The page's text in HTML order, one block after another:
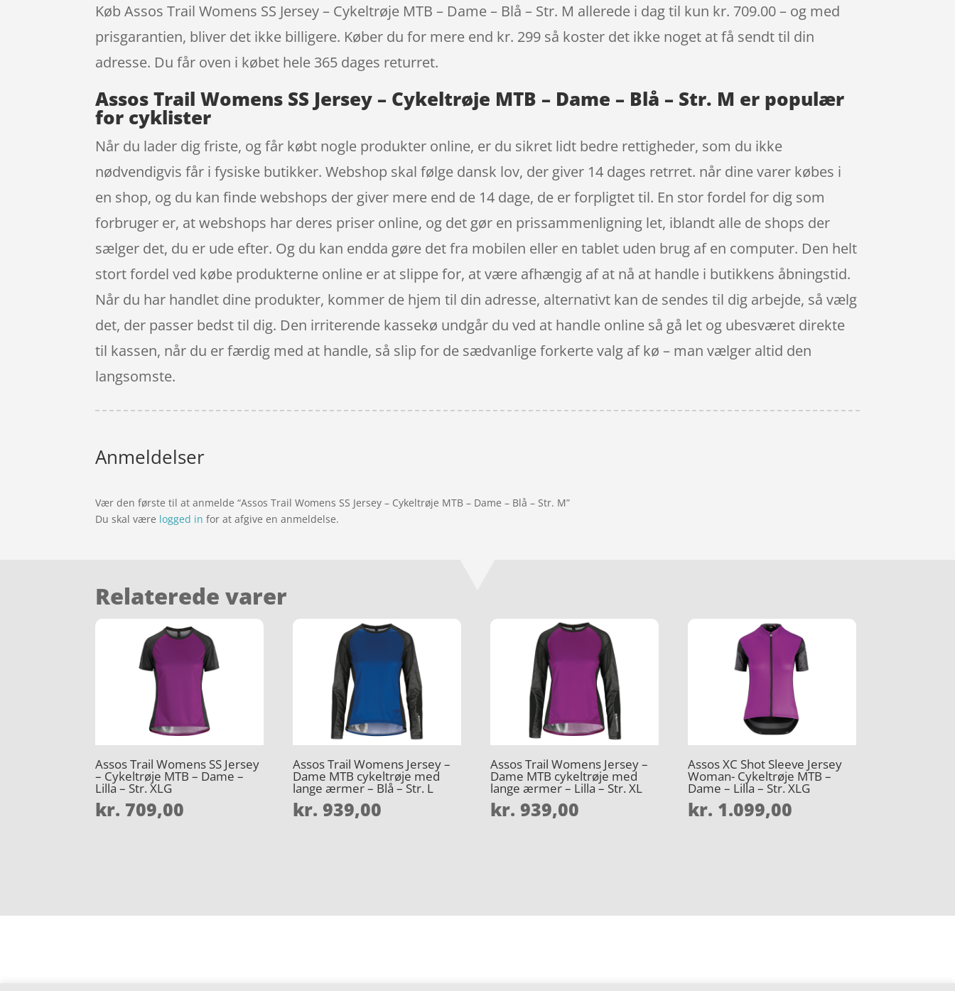
Køb Assos Trail Womens SS Jersey – Cykeltrøje MTB – Dame – Blå – Str. M allerede i dag til kun kr. 709.00 – og med
prisgarantien, bliver det ikke billigere. Køber du for mere end kr. 299 så koster det ikke noget at få sendt til din
adresse. Du får oven i købet hele 365 dages returret.
Assos Trail Womens SS Jersey – Cykeltrøje MTB – Dame – Blå – Str. M er populær
for cyklister
Når du lader dig friste, og får købt nogle produkter online, er du sikret lidt bedre rettigheder, som du ikke
nødvendigvis får i fysiske butikker. Webshop skal følge dansk lov, der giver 14 dages retrret. når dine varer købes i
en shop, og du kan finde webshops der giver mere end de 14 dage, de er forpligtet til. En stor fordel for dig som
forbruger er, at webshops har deres priser online, og det gør en prissammenligning let, iblandt alle de shops der
sælger det, du er ude efter. Og du kan endda gøre det fra mobilen eller en tablet uden brug af en computer. Den helt
stort fordel ved købe produkterne online er at slippe for, at være afhængig af at nå at handle i butikkens åbningstid.
Når du har handlet dine produkter, kommer de hjem til din adresse, alternativt kan de sendes til dig arbejde, så vælg
det, der passer bedst til dig. Den irriterende kassekø undgår du ved at handle online så gå let og ubesværet direkte
til kassen, når du er færdig med at handle, så slip for de sædvanlige forkerte valg af kø – man vælger altid den
langsomste.
Anmeldelser
Vær den første til at anmelde “Assos Trail Womens SS Jersey – Cykeltrøje MTB – Dame – Blå – Str. M”
Du skal være logged in for at afgive en anmeldelse.
Relaterede varer
Assos Trail Womens SS Jersey
– Cykeltrøje MTB – Dame –
Lilla – Str. XLG
kr. 709,00
Assos Trail Womens Jersey –
Dame MTB cykeltrøje med
lange ærmer – Blå – Str. L
kr. 939,00
Assos Trail Womens Jersey –
Dame MTB cykeltrøje med
lange ærmer – Lilla – Str. XL
kr. 939,00
Assos XC Shot Sleeve Jersey
Woman- Cykeltrøje MTB –
Dame – Lilla – Str. XLG
kr. 1.099,00